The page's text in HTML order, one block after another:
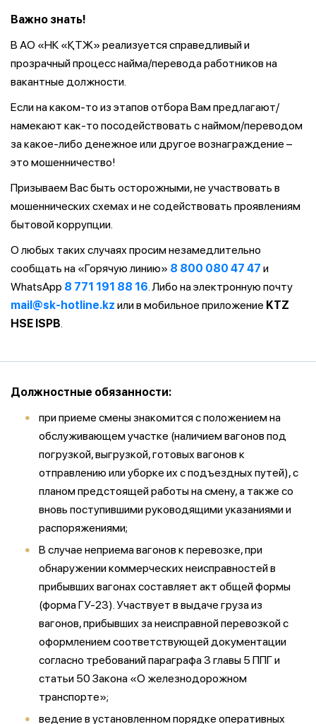
Важно знать!
В АО «НК «ҚТЖ» реализуется справедливый и
прозрачный процесс найма/перевода работников на
вакантные должности.
Если на каком-то из этапов отбора Вам предлагают/
намекают как-то посодействовать с наймом/переводом
за какое-либо денежное или другое вознаграждение –
это мошенничество!
Призываем Вас быть осторожными, не участвовать в
мошеннических схемах и не содействовать проявлениям
бытовой коррупции.
О любых таких случаях просим незамедлительно
сообщать на «Горячую линию» 8 800 080 47 47 и
WhatsApp 8 771 191 88 16. Либо на электронную почту
mail@sk-hotline.kz или в мобильное приложение KTZ
HSE ISPB.
Должностные обязанности:
при приеме смены знакомится с положением на
обслуживающем участке (наличием вагонов под
погрузкой, выгрузкой, готовых вагонов к
отправлению или уборке их с подъездных путей), с
планом предстоящей работы на смену, а также со
вновь поступившими руководящими указаниями и
распоряжениями;
В случае неприема вагонов к перевозке, при
обнаружении коммерческих неисправностей в
прибывших вагонах составляет акт общей формы
(форма ГУ-23). Участвует в выдаче груза из
вагонов, прибывших за неисправной перевозкой с
оформлением соответствующей документации
согласно требований параграфа 3 главы 5 ППГ и
статьи 50 Закона «О железнодорожном
транспорте»;
ведение в установленном порядке оперативных